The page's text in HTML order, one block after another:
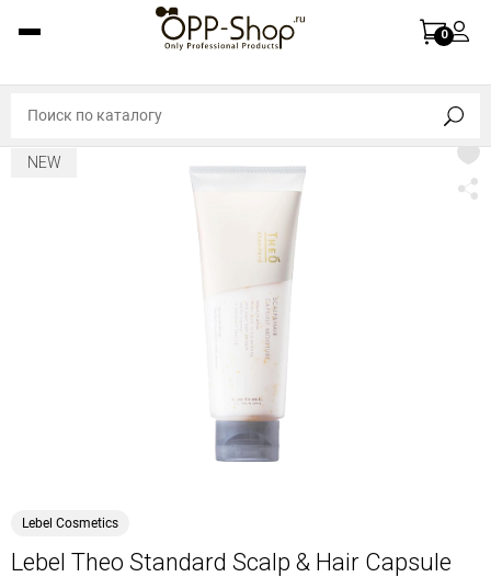
0
NEW
Lebel Cosmetics
Lebel Theo Standard Scalp & Hair Capsule